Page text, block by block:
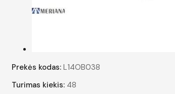
Prekės kodas: L14OB038
Turimas kiekis: 48